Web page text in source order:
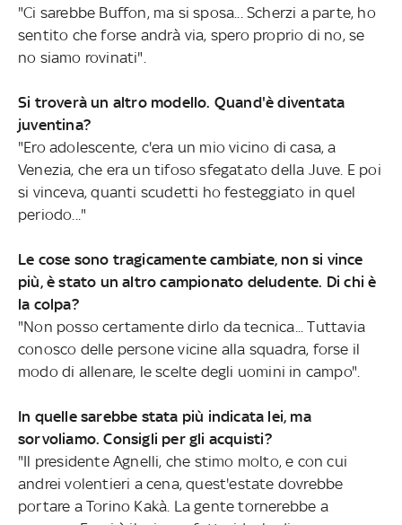
"Ci sarebbe Buffon, ma si sposa... Scherzi a parte, ho
sentito che forse andrà via, spero proprio di no, se
no siamo rovinati".
Si troverà un altro modello. Quand'è diventata
juventina?
"Ero adolescente, c'era un mio vicino di casa, a
Venezia, che era un tifoso sfegatato della Juve. E poi
si vinceva, quanti scudetti ho festeggiato in quel
periodo..."
Le cose sono tragicamente cambiate, non si vince
più, è stato un altro campionato deludente. Di chi è
la colpa?
"Non posso certamente dirlo da tecnica... Tuttavia
conosco delle persone vicine alla squadra, forse il
modo di allenare, le scelte degli uomini in campo".
In quelle sarebbe stata più indicata lei, ma
sorvoliamo. Consigli per gli acquisti?
"Il presidente Agnelli, che stimo molto, e con cui
andrei volentieri a cena, quest'estate dovrebbe
portare a Torino Kakà. La gente tornerebbe a